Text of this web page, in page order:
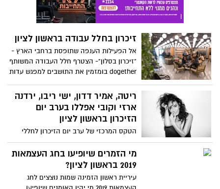
ועדה שתבחן את הנושא - הועדה הגישה את
המלצותיה והיא מופיעה כאן בכתבה
זיכרון בחלל עבודה בראשון לציון
אל הפעילות הענפה שתופסת ברחבי הארץ -
"זיכרון בסלון"- הצטרף חלל העבודה המשותף
dogether בומזמין את התושבים למפגש עדות
נדירים
ריטה, אמיר דדון, ישי ריבו, ירדנה
ארזי וקובי אפללו בערב יום
הזיכרון בראשון לציון
הטקס המרכזי של ערב יום הזיכרון לחללי
מערכות ישראל ופעולות טרור, יתקיים גם
השנה באמפי פארק ראשון לציון ויועבר
בשידור חי ברשת 13.
מי הזמרים שיופיעו בחג העצמאות
2019 בראשון לציון?
עיריית ראשון הזמינה שמות נוצצים לחג